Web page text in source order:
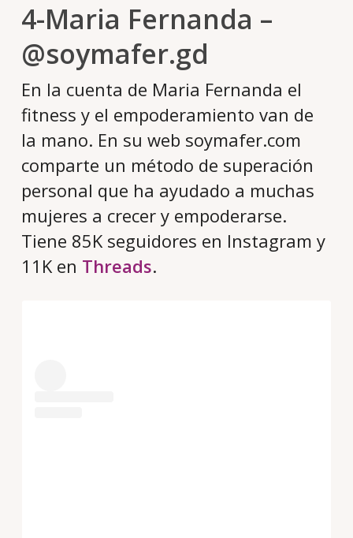
4-Maria Fernanda –
@soymafer.gd
En la cuenta de Maria Fernanda el
fitness y el empoderamiento van de
la mano. En su web soymafer.com
comparte un método de superación
personal que ha ayudado a muchas
mujeres a crecer y empoderarse.
Tiene 85K seguidores en Instagram y
11K en Threads.